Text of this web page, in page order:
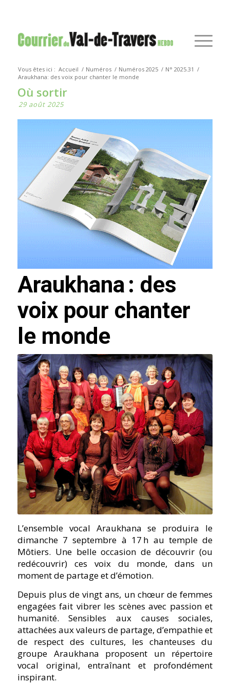
Vous êtes ici : Accueil / Numéros / Numéros 2025 / N° 2025.31 /
Araukhana: des voix pour chanter le monde
Où sortir
29 août 2025
Araukhana : des
voix pour chanter
le monde
L’ensemble vocal Araukhana se produira le
dimanche 7 septembre à 17 h au temple de
Môtiers. Une belle occasion de découvrir (ou
redécouvrir) ces voix du monde, dans un
moment de partage et d’émotion.
Depuis plus de vingt ans, un chœur de femmes
engagées fait vibrer les scènes avec passion et
humanité. Sensibles aux causes sociales,
attachées aux valeurs de partage, d’empathie et
de respect des cultures, les chanteuses du
groupe Araukhana proposent un répertoire
vocal original, entraînant et profondément
inspirant.